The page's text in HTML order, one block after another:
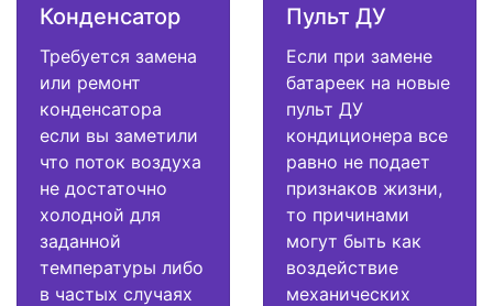
Конденсатор
Требуется замена
или ремонт
конденсатора
если вы заметили
что поток воздуха
не достаточно
холодной для
заданной
температуры либо
в частых случаях
Пульт ДУ
Если при замене
батареек на новые
пульт ДУ
кондиционера все
равно не подает
признаков жизни,
то причинами
могут быть как
воздействие
механических